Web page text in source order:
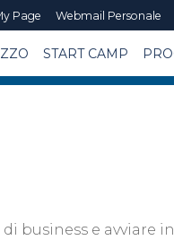
Page Webmail Personale
START CAMP
business e avviare